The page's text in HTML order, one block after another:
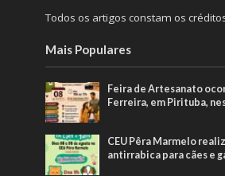
Todos os artigos constam os
Mais Populares
Feira de Artesanato
Ferreira, em Pirituba,
CEU Pêra Marmelo
antirrabica para cães e